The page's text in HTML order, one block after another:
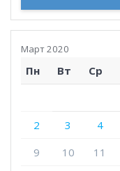
Март 2020
Пн Вт Ср
2
3 4
9
10 11